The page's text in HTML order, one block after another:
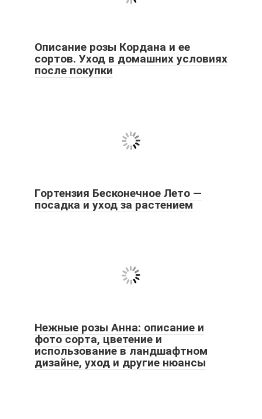
Описание розы Кордана и ее
сортов. Уход в домашних условиях
после покупки
Гортензия Бесконечное Лето —
посадка и уход за растением
Нежные розы Анна: описание и
фото сорта, цветение и
использование в ландшафтном
дизайне, уход и другие нюансы